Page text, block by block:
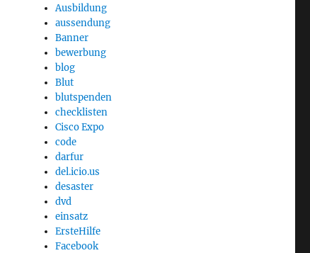
Ausbildung
aussendung
Banner
bewerbung
blog
Blut
blutspenden
checklisten
Cisco Expo
code
darfur
del.icio.us
desaster
dvd
einsatz
ErsteHilfe
Facebook